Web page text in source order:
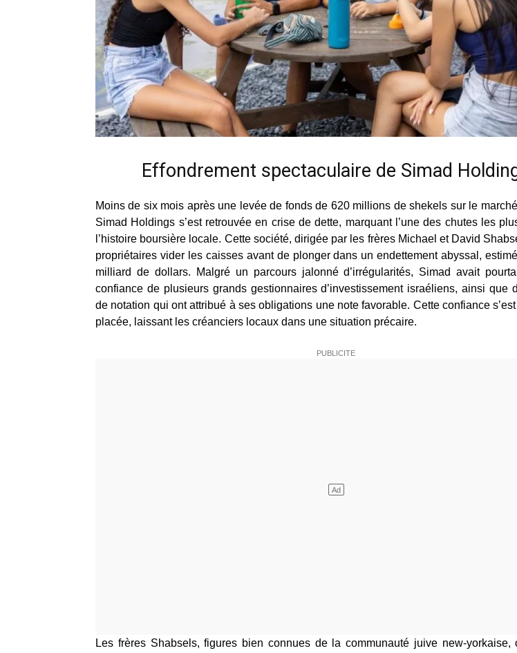
Effondrement spectaculaire de Simad
Moins de six mois après une levée de fonds de 620 millions de shekels sur le
Simad Holdings s’est retrouvée en crise de dette, marquant l’une des chutes les
l’histoire boursière locale. Cette société, dirigée par les frères Michael et David
propriétaires vider les caisses avant de plonger dans un endettement abyssal,
milliard de dollars. Malgré un parcours jalonné d’irrégularités, Simad avait
confiance de plusieurs grands gestionnaires d’investissement israéliens, ainsi que
de notation qui ont attribué à ses obligations une note favorable. Cette confiance s’est
placée, laissant les créanciers locaux dans une situation précaire.
Les frères Shabsels, figures bien connues de la communauté juive new-yorkaise,